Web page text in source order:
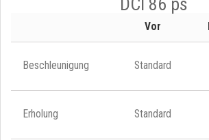
Vor
Beschleunigung Standard
Erholung Standard